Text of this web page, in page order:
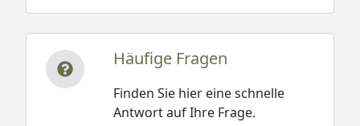
Häufige Fragen
Finden Sie hier eine schnelle
Antwort auf Ihre Frage.